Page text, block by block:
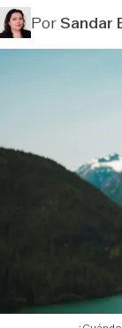
PorSandar